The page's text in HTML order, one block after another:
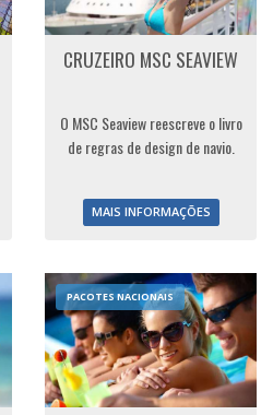
CRUZEIRO MSC SEAVIEW
O MSC Seaview reescreve o livro
de regras de design de navio.
MAIS INFORMAÇÕES
PACOTES NACIONAIS